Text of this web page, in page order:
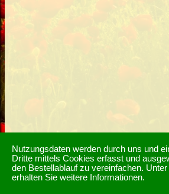
Nutzungsdaten werden durch uns und
Dritte mittels Cookies erfasst und
den Bestellablauf zu vereinfachen. Unter
erhalten Sie weitere Informationen.